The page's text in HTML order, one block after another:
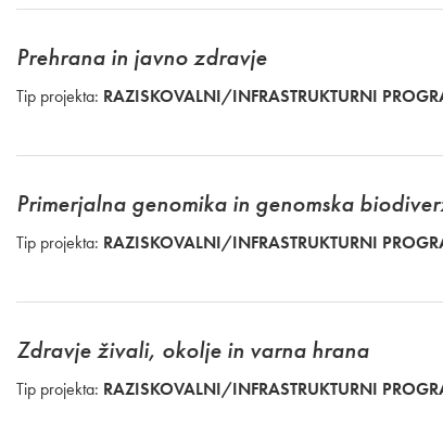
Prehrana in javno zdravje
Tip projekta: RAZISKOVALNI/INFRASTRUKTURNI
Primerjalna genomika in genomska
Tip projekta: RAZISKOVALNI/INFRASTRUKTURNI
Zdravje živali, okolje in varna hrana
Tip projekta: RAZISKOVALNI/INFRASTRUKTURNI